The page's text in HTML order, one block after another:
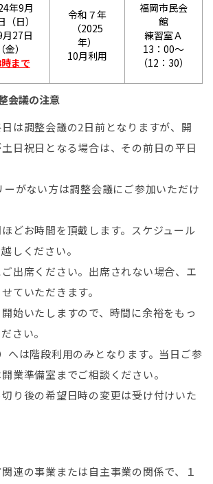
年9月
（日）
27日
（金）
まで
令和７年
（2025
年）
10月利用
福岡市民会
館
練習室Ａ
13：00～
（12：30）
会議の注意
日は調整会議の2日前となりますが、開
日祝日となる場合は、その前日の平日
ーがない方は調整会議にご参加いただけ
どお時間を頂戴します。スケジュール
しください。
ご出席ください。出席されない場合、エ
ていただきます。
始いたしますので、時間に余裕をもっ
さい。
へは階段利用のみとなります。当日ご参
業準備室までご相談ください。
切り後の希望日時の変更は受け付けいた
連の事業または自主事業の関係で、１